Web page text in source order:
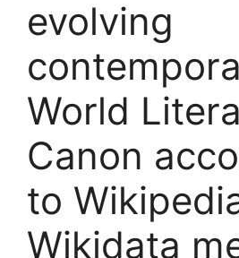
evolving
World
Canon
to
Wikidata